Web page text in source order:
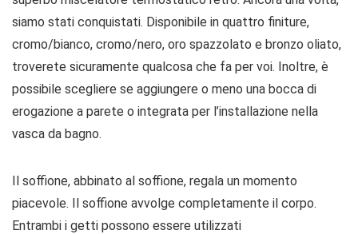
siamo stati conquistati. Disponibile in quattro finiture,
cromo/bianco, cromo/nero, oro spazzolato e bronzo oliato,
troverete sicuramente qualcosa che fa per voi. Inoltre, è
possibile scegliere se aggiungere o meno una bocca di
erogazione a parete o integrata per l’installazione nella
vasca da bagno.
Il soffione, abbinato al soffione, regala un momento
piacevole. Il soffione avvolge completamente il corpo.
Entrambi i getti possono essere utilizzati